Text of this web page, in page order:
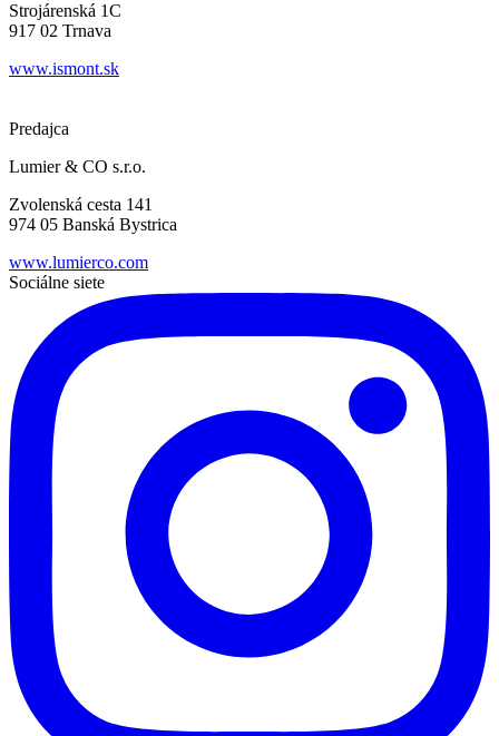
Strojárenská 1C
917 02 Trnava
www.ismont.sk
Predajca
Lumier & CO s.r.o.
Zvolenská cesta 141
974 05 Banská Bystrica
www.lumierco.com
Sociálne siete